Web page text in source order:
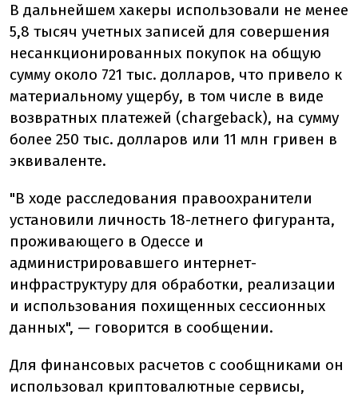
В дальнейшем хакеры использовали не менее
5,8 тысяч учетных записей для совершения
несанкционированных покупок на общую
сумму около 721 тыс. долларов, что привело к
материальному ущербу, в том числе в виде
возвратных платежей (chargeback), на сумму
более 250 тыс. долларов или 11 млн гривен в
эквиваленте.
"В ходе расследования правоохранители
установили личность 18-летнего фигуранта,
проживающего в Одессе и
администрировавшего интернет-
инфраструктуру для обработки, реализации
и использования похищенных сессионных
данных", — говорится в сообщении.
Для финансовых расчетов с сообщниками он
использовал криптовалютные сервисы,